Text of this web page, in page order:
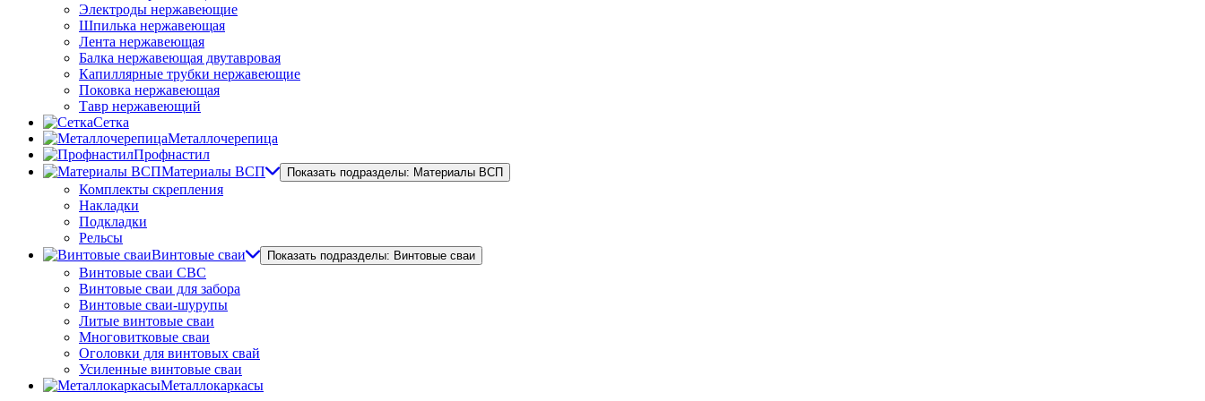
Электроды нержавеющие
Шпилька нержавеющая
Лента нержавеющая
Балка нержавеющая двутавровая
Капиллярные трубки нержавеющие
Поковка нержавеющая
Тавр нержавеющий
Сетка
Металлочерепица
Профнастил
Материалы ВСП
Показать подразделы: Материалы ВСП
Комплекты скрепления
Накладки
Подкладки
Рельсы
Винтовые сваи
Показать подразделы: Винтовые сваи
Винтовые сваи СВС
Винтовые сваи для забора
Винтовые сваи-шурупы
Литые винтовые сваи
Многовитковые сваи
Оголовки для винтовых свай
Усиленные винтовые сваи
Металлокаркасы